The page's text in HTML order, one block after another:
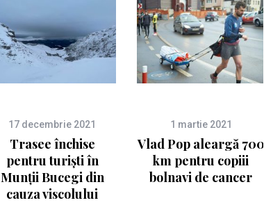
17 decembrie 2021
Trasee închise
pentru turiști în
Munții Bucegi din
cauza viscolului
1 martie 2021
Vlad Pop aleargă 700
km pentru copiii
bolnavi de cancer